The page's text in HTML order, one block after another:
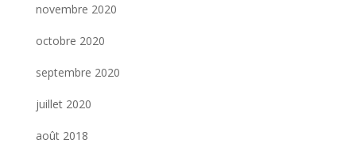
novembre 2020
octobre 2020
septembre 2020
juillet 2020
août 2018